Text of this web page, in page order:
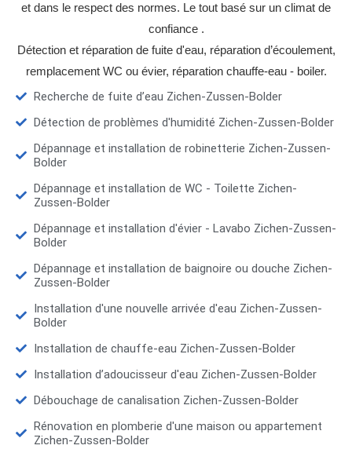
et dans le respect des normes. Le tout basé sur un climat de
confiance .
Détection et réparation de fuite d'eau, réparation d’écoulement,
remplacement WC ou évier, réparation chauffe-eau - boiler.
Recherche de fuite d’eau Zichen-Zussen-Bolder
Détection de problèmes d'humidité Zichen-Zussen-Bolder
Dépannage et installation de robinetterie Zichen-Zussen-
Bolder
Dépannage et installation de WC - Toilette Zichen-
Zussen-Bolder
Dépannage et installation d'évier - Lavabo Zichen-Zussen-
Bolder
Dépannage et installation de baignoire ou douche Zichen-
Zussen-Bolder
Installation d'une nouvelle arrivée d'eau Zichen-Zussen-
Bolder
Installation de chauffe-eau Zichen-Zussen-Bolder
Installation d’adoucisseur d'eau Zichen-Zussen-Bolder
Débouchage de canalisation Zichen-Zussen-Bolder
Rénovation en plomberie d'une maison ou appartement
Zichen-Zussen-Bolder